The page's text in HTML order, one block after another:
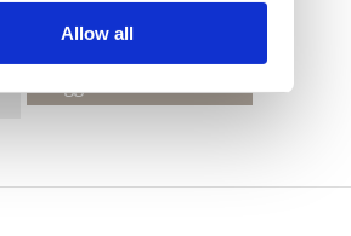
Allow all